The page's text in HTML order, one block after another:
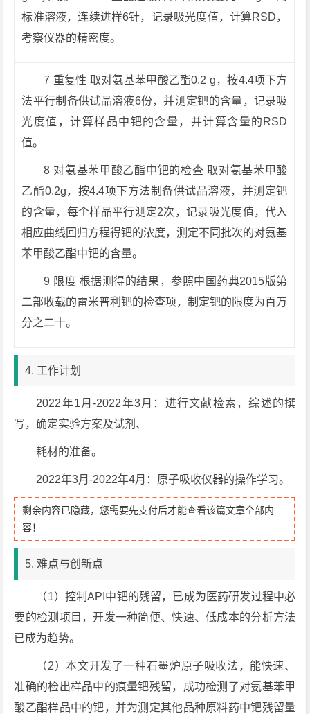
标准溶液，连续进样6针，记录吸光度值，计算RSD，
考察仪器的精密度。
7 重复性 取对氨基苯甲酸乙酯0.2 g，按4.4项下方
法平行制备供试品溶液6份，并测定钯的含量，记录吸
光度值，计算样品中钯的含量，并计算含量的RSD
值。
8 对氨基苯甲酸乙酯中钯的检查 取对氨基苯甲酸
乙酯0.2g，按4.4项下方法制备供试品溶液，并测定钯
的含量，每个样品平行测定2次，记录吸光度值，代入
相应曲线回归方程得钯的浓度，测定不同批次的对氨基
苯甲酸乙酯中钯的含量。
9 限度 根据测得的结果，参照中国药典2015版第
二部收载的雷米普利钯的检查项，制定钯的限度为百万
分之二十。
4. 工作计划
2022年1月-2022年3月：进行文献检索，综述的撰
写，确定实验方案及试剂、
耗材的准备。
2022年3月-2022年4月：原子吸收仪器的操作学习。
剩余内容已隐藏，您需要先支付后才能查看该篇文章全部内
容！
5. 难点与创新点
（1）控制API中钯的残留，已成为医药研发过程中必
要的检测项目，开发一种简便、快速、低成本的分析方法
已成为趋势。
（2）本文开发了一种石墨炉原子吸收法，能快速、
准确的检出样品中的痕量钯残留，成功检测了对氨基苯甲
酸乙酯样品中的钯，并为测定其他品种原料药中钯残留量